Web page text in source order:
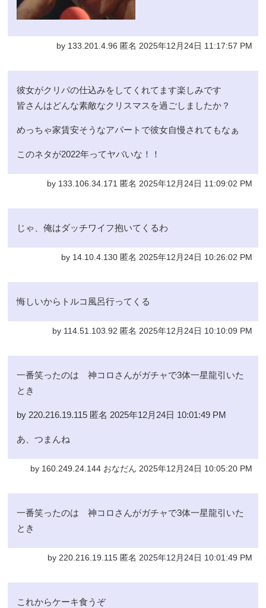
by 133.201.4.96 匿名 2025年12月24日 11:17:57 PM
彼女がクリパの仕込みをしてくれてます楽しみです
皆さんはどんな素敵なクリスマスを過ごしましたか？
めっちゃ家賃安そうなアパートで彼女自慢されてもなぁ
このネタが2022年ってヤバいな！！
by 133.106.34.171 匿名 2025年12月24日 11:09:02 PM
じゃ、俺はダッチワイフ抱いてくるわ
by 14.10.4.130 匿名 2025年12月24日 10:26:02 PM
悔しいからトルコ風呂行ってくる
by 114.51.103.92 匿名 2025年12月24日 10:10:09 PM
一番笑ったのは 神コロさんがガチャで3体一星龍引いた
とき
by 220.216.19.115 匿名 2025年12月24日 10:01:49 PM
あ、つまんね
by 160.249.24.144 おなだん 2025年12月24日 10:05:20 PM
一番笑ったのは 神コロさんがガチャで3体一星龍引いた
とき
by 220.216.19.115 匿名 2025年12月24日 10:01:49 PM
これからケーキ食うぞ